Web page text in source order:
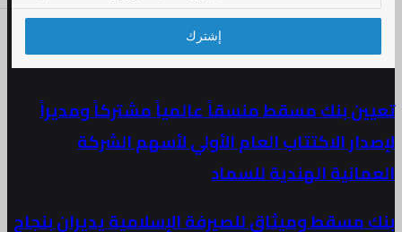
بنك مسقط منسقاً عالمياً مشتركاً ومديراً
الاكتتاب العام الأولي لأسهم الشركة
الهندية للسماد
مسقط وميثاق للصيرفة الإسلامية يديران بنجاح